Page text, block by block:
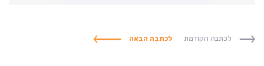
לכתבה הקודמת לכתבה הבאה